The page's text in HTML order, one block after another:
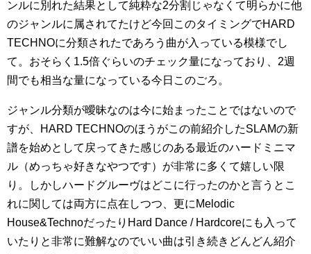
ンルに別れた結果として純粋な2分割じゃなくて明らかに他
のジャンルに属されてたけど今回このタイミングでHARD
TECHNOに分類されたであろう曲が入っている模様でし
て。おそらく1.5倍ぐらいのチェック量になっており、2週
間でも相当な量になっている今日このごろ。
ジャンル分類が曖昧なのは今に始まったことではないので
すが、HARD TECHNOのほうがこの前紹介したSLAMの新
譜を始めとして戻ってきた感じのある最近のハードミニマ
ル（めっちゃ好きなやつです）が非常に多くて嬉しい限
り。しかしハードグルーヴはどこに行ったのかと言うとこ
れに関しては両方に点在しつつ、更にMelodic
House&TechnoだったりHard Dance / Hardcoreにも入って
いたりと非常に難解なのでいい曲は引き続きどんどん紹介